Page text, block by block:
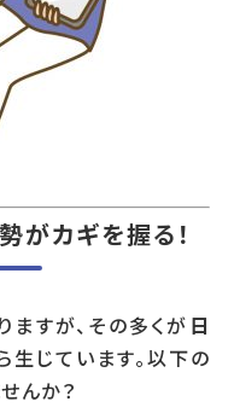
がカギを握る！
すが、その多くが 日
生じています。以下の
んか？